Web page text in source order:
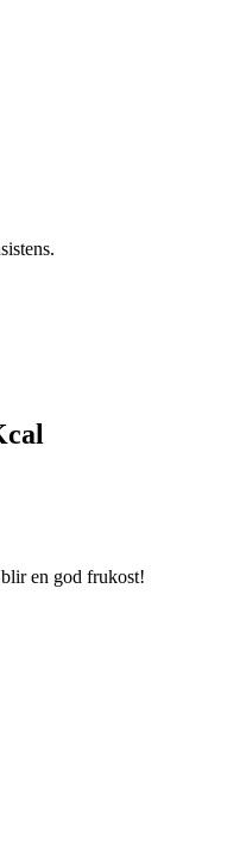
en god frukost!